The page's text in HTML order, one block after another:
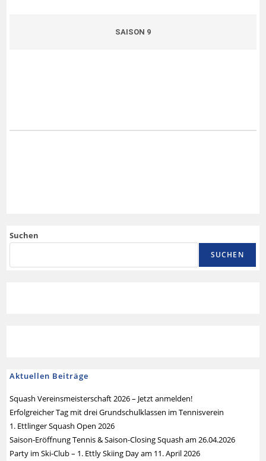
SAISON 9
Suchen
SUCHEN
Aktuellen Beiträge
Squash Vereinsmeisterschaft 2026 – Jetzt anmelden!
Erfolgreicher Tag mit drei Grundschulklassen im Tennisverein
1. Ettlinger Squash Open 2026
Saison-Eröffnung Tennis & Saison-Closing Squash am 26.04.2026
Party im Ski-Club – 1. Ettly Skiing Day am 11. April 2026